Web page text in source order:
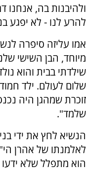
ולהיבנות בה, אנחנו
להרע לנו - לא יפגע
אמו עליזה סיפרה
מיוחד, הבן השישי
שילדתי בבית והוא
שלום לעולם. ילד
זוכרת שמהגן היה
שלמד".
הנשיא לחץ את ידי
לאלמנתו של אהרן
הוא מתפלל שלא